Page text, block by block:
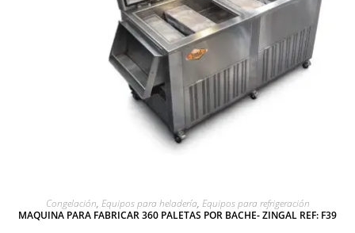
AGREGAR A COTIZACIÓN
Congelación, Equipos para heladería, Equipos para refrigeración
MAQUINA PARA FABRICAR 360 PALETAS POR BACHE- ZINGAL REF: F39